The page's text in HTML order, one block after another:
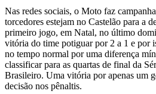
Nas redes sociais, o Moto faz
torcedores estejam no Castelão para a
primeiro jogo, em Natal, no último
vitória do time potiguar por 2 a 1 e por
no tempo normal por uma diferença
classificar para as quartas de final da
Brasileiro. Uma vitória por apenas um
decisão nos pênaltis.